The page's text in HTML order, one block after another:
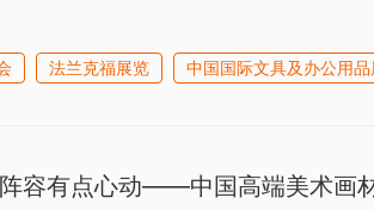
法兰克福展览 中国国际文具及办公用
容有点心动——中国高端美术画